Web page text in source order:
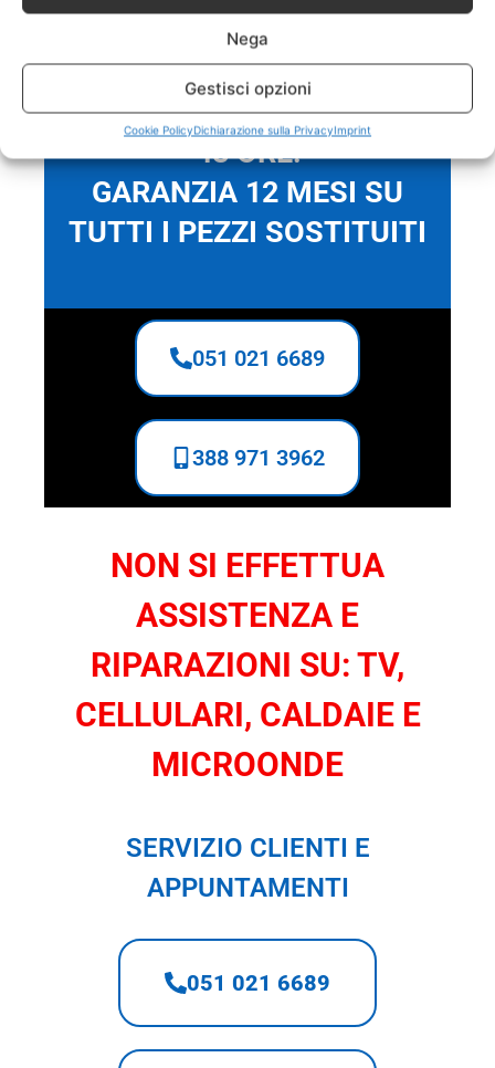
Nega
Gestisci opzioni
Cookie PolicyDichiarazione sulla PrivacyImprint
INTERVENTO IN MENO DI
48 ORE!
GARANZIA 12 MESI SU
TUTTI I PEZZI SOSTITUITI
051 021 6689
388 971 3962
NON SI EFFETTUA
ASSISTENZA E
RIPARAZIONI SU: TV,
CELLULARI, CALDAIE E
MICROONDE
SERVIZIO CLIENTI E
APPUNTAMENTI
051 021 6689